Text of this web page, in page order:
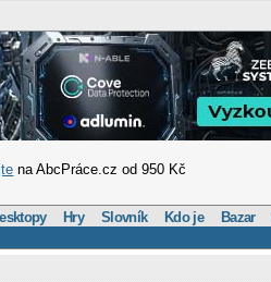
na AbcPráce.cz od 950 Kč
Hry Slovník Kdo je Bazar